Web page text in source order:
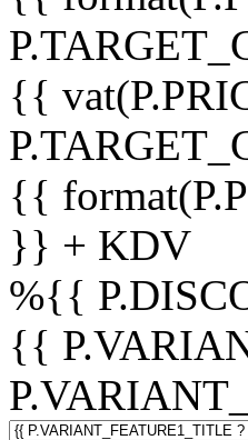
{{
{{
}} + KDV
%{{
{{